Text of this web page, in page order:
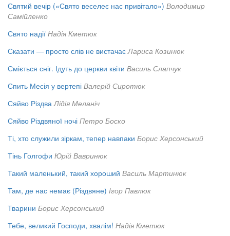
Святий вечір («Свято веселеє нас привітало») Володимир
Самійленко
Свято надії Надія Кметюк
Сказати — просто слів не вистачає Лариса Козинюк
Сміється сніг. Ідуть до церкви квіти Василь Слапчук
Спить Месія у вертепі Валерій Сиротюк
Сяйво Різдва Лідія Меланіч
Сяйво Різдвяної ночі Петро Боско
Ті, хто служили зіркам, тепер навпаки Борис Херсонський
Тінь Голгофи Юрій Вавринюк
Такий маленький, такий хороший Василь Мартинюк
Там, де нас немає (Різдвяне) Ігор Павлюк
Тварини Борис Херсонський
Тебе, великий Господи, хвалім! Надія Кметюк